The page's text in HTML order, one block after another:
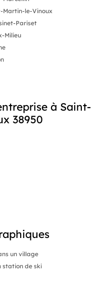
Martin-le-Vinoux
Pariset
Milieu
à Saint-
38950
un village
station de ski